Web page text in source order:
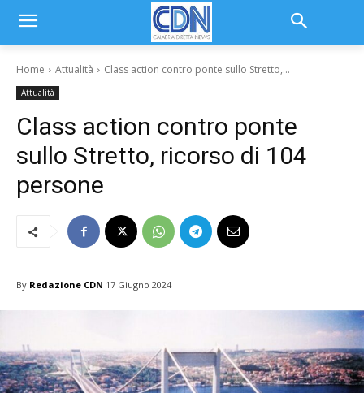
Home Attualità Class action contro ponte sullo Stretto,...
Attualità
Class action contro ponte
sullo Stretto, ricorso di 104
persone
By Redazione CDN 17 Giugno 2024